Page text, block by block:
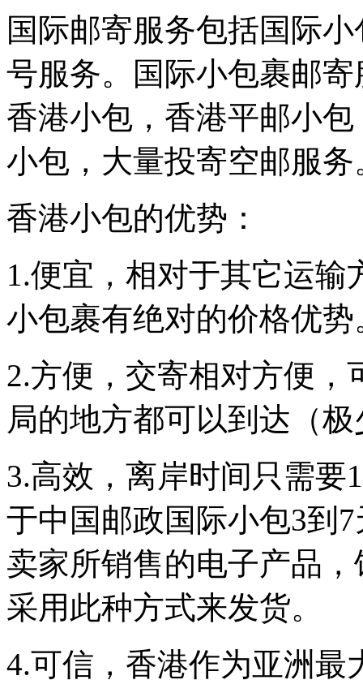
想发一批带电池的
请问一下有什么渠
道可以...
些，我天天发小包
到你...
Z**2
之前在你们公司发
过其他产品，现在
牌手机吗...
匿名用户
发货很快，当天拿
来的快递，第二天
就可以上网查到跟
踪号了。...
匿名用户
价格查询功能很
了然，...
国际邮寄服务包括国际
号服务。国际小包裹邮
香港小包，香港平邮小
小包，大量投寄空邮服务
香港小包的优势：
1.便宜，相对于其它运
小包裹有绝对的价格优势
2.方便，交寄相对方便
局的地方都可以到达（
3.高效，离岸时间只需要
于中国邮政国际小包3
卖家所销售的电子产品
采用此种方式来发货。
4.可信，香港作为亚洲最